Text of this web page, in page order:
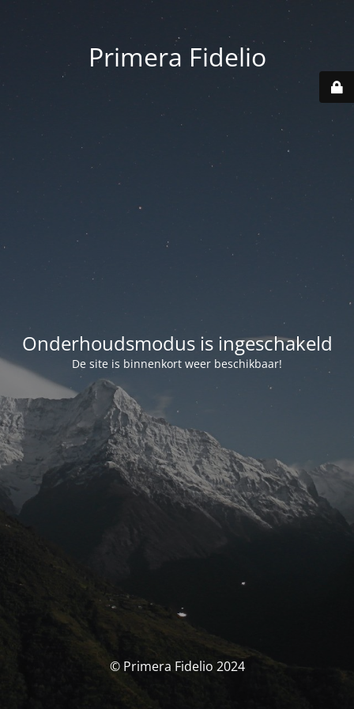
Primera Fidelio
Onderhoudsmodus is ingeschakeld
De site is binnenkort weer beschikbaar!
© Primera Fidelio 2024